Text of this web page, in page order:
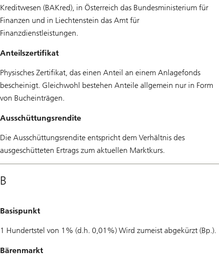
Kreditwesen (BAKred), in Österreich das Bundesministerium für
Finanzen und in Liechtenstein das Amt für
Finanzdienstleistungen.
Anteilszertifikat
Physisches Zertifikat, das einen Anteil an einem Anlagefonds
bescheinigt. Gleichwohl bestehen Anteile allgemein nur in Form
von Bucheinträgen.
Ausschüttungsrendite
Die Ausschüttungsrendite entspricht dem Verhältnis des
ausgeschütteten Ertrags zum aktuellen Marktkurs.
B
Basispunkt
1 Hundertstel von 1% (d.h. 0,01%) Wird zumeist abgekürzt (Bp.).
Bärenmarkt